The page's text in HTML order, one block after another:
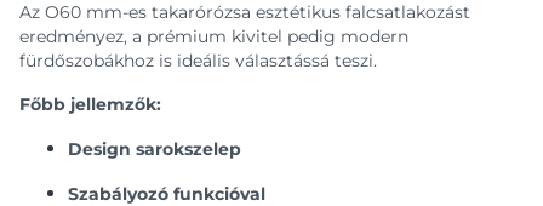
Az O60 mm-es takarórózsa esztétikus falcsatlakozást
eredményez, a prémium kivitel pedig modern
fürdőszobákhoz is ideális választássá teszi.
Főbb jellemzők:
Design sarokszelep
Szabályozó funkcióval